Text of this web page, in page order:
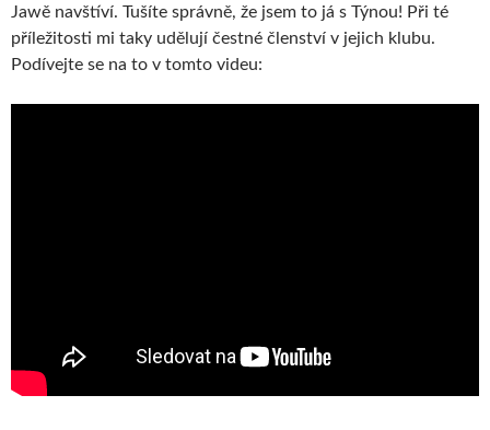
Jawě navštíví. Tušíte správně, že jsem to já s Týnou! Při té
příležitosti mi taky udělují čestné členství v jejich klubu.
Podívejte se na to v tomto videu: